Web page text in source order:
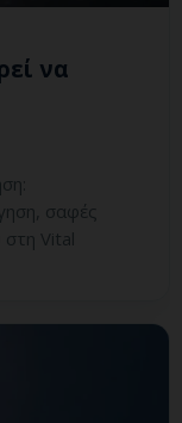
να
σαφές
Vital